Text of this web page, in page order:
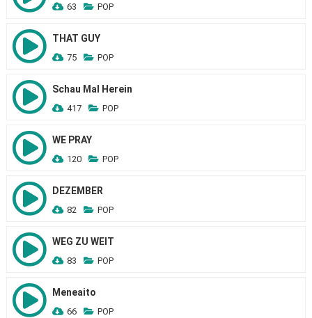
63 POP
THAT GUY
75 POP
Schau Mal Herein
417 POP
WE PRAY
120 POP
DEZEMBER
82 POP
WEG ZU WEIT
83 POP
Meneaito
66 POP